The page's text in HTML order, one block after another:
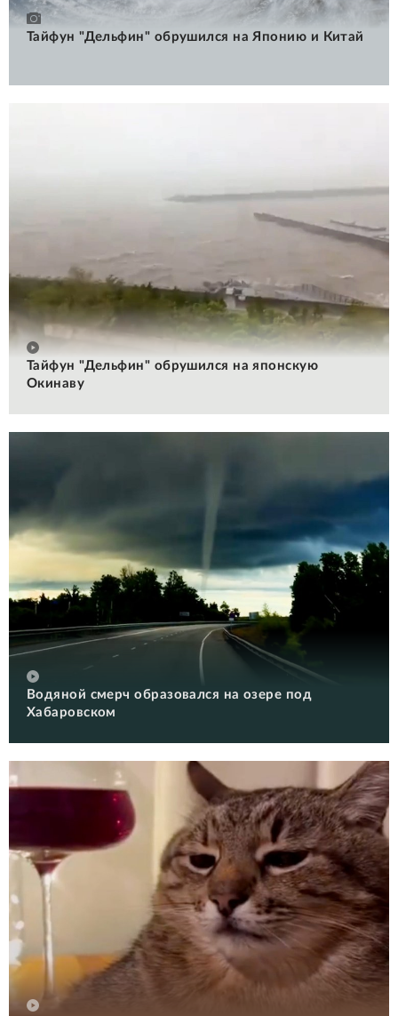
Тайфун "Дельфин" обрушился на Японию и Китай
Тайфун "Дельфин" обрушился на японскую
Окинаву
Водяной смерч образовался на озере под
Хабаровском